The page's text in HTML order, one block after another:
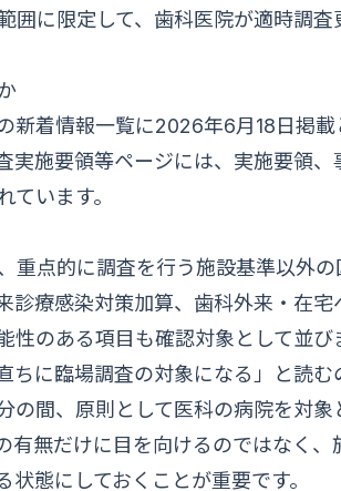
囲に限定して、歯科医院が適時調査
新着情報一覧に2026年6月18日掲載
施要領等ページには、実施要領、
います。
重点的に調査を行う施設基準以外
診療感染対策加算、歯科外来・在宅
のある項目も確認対象として並び
に臨場調査の対象になる」と読む
の間、原則として医科の病院を対象
有無だけに目を向けるのではなく、
態にしておくことが重要です。